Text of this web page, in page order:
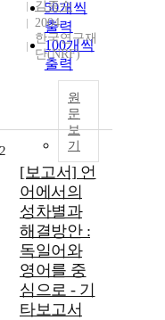
50개씩
출력
100개씩
출력
김종수
2004
한국연구재
단(NRF)
원
문
보
기
2
[보고서] 언
어에서의
성차별과
해결방안 :
독일어와
영어를 중
심으로 - 기
타보고서